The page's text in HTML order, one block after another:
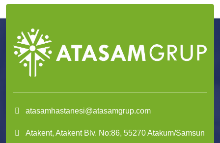
atasamhastanesi@atasamgrup.com
Atakent, Atakent Blv. No:86, 55270 Atakum/Samsun